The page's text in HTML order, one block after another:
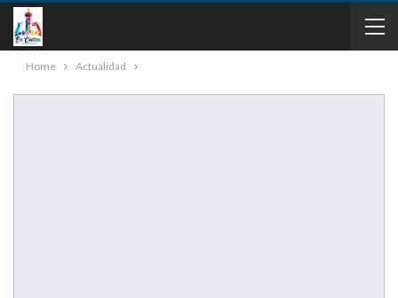
Home Actualidad